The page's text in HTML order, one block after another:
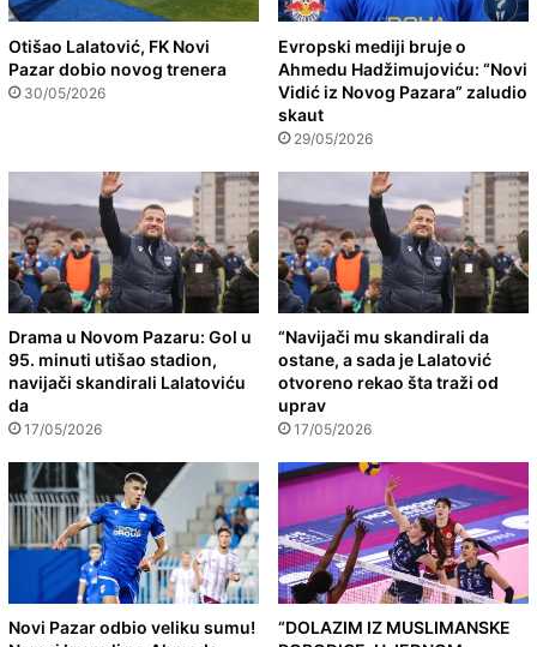
Otišao Lalatović, FK Novi
Pazar dobio novog trenera
30/05/2026
Evropski mediji bruje o
Ahmedu Hadžimujoviću: “Novi
Vidić iz Novog Pazara” zaludio
skaut
29/05/2026
Drama u Novom Pazaru: Gol u
95. minuti utišao stadion,
navijači skandirali Lalatoviću
da
17/05/2026
“Navijači mu skandirali da
ostane, a sada je Lalatović
otvoreno rekao šta traži od
uprav
17/05/2026
Novi Pazar odbio veliku sumu!
“DOLAZIM IZ MUSLIMANSKE